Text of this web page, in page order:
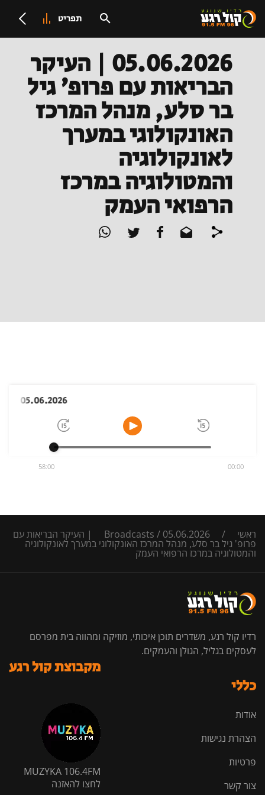
תפריט
05.06.2026 | העיקר
הבריאות עם פרופ' גיל
בר סלע, מנהל המרכז
האונקולוגי במערך
לאונקולוגיה
והמטולוגיה במרכז
הרפואי העמק
05.06.2026 | העיקר הבריאות עם פרופ' גיל בר סלע, מנהל המרכז האונקולוגי במערך לאונקולוגיה והמטולוגיה במרכז הרפואי העמק
00:00
58:00
ראשי /
Broadcasts / 05.06.2026 | העיקר הבריאות עם
פרופ' גיל בר סלע, מנהל המרכז האונקולוגי במערך לאונקולוגיה
והמטולוגיה במרכז הרפואי העמק
רדיו קול רגע, משדרים תוכן איכותי, מוזיקה ומהווה בית מפרסם
לעסקים בגליל, הגולן והעמקים.
כללי
אודות
הצהרת נגישות
פרטיות
צור קשר
מקבוצת קול רגע
MUZYKA 106.4FM
לחצו להאזנה